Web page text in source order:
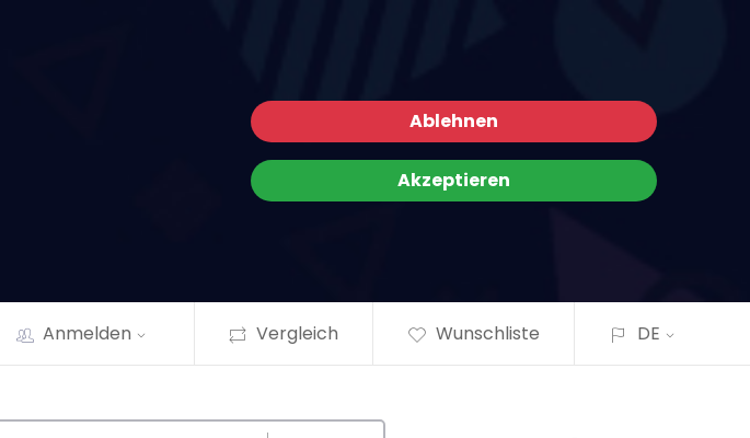
Ablehnen
Akzeptieren
Anmelden Vergleich Wunschliste DE